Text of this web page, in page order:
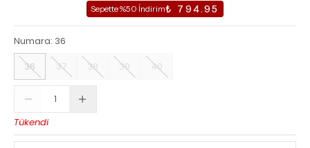
Sepette %50 İndirim₺ 794.95
Numara: 36
36
37 38 39 40
Tükendi